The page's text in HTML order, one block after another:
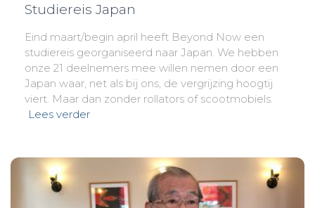
Studiereis Japan
Eind maart/begin april heeft Beyond Now een
studiereis georganiseerd naar Japan. We hebben
onze 21 deelnemers mee willen nemen door een
Japan waar, net als bij ons, de vergrijzing hoogtij
viert. Maar dan zonder rollators of scootmobiels.
Lees verder